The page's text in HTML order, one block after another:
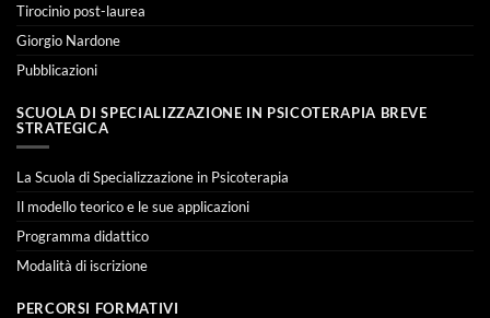
Tirocinio post-laurea
Giorgio Nardone
Pubblicazioni
SCUOLA DI SPECIALIZZAZIONE IN PSICOTERAPIA BREVE
STRATEGICA
La Scuola di Specializzazione in Psicoterapia
Il modello teorico e le sue applicazioni
Programma didattico
Modalità di iscrizione
PERCORSI FORMATIVI